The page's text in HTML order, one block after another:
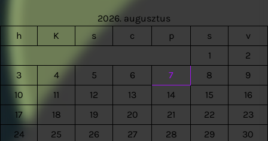
2026. augusztus
h
K s c p s
v
1
2
3
4 5 6 7 8
9
10
11 12 13 14 15
16
17
18 19 20 21 22
23
24
25 26 27 28 29
30